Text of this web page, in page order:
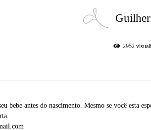
2952
bebe antes do nascimento. Mesmo se você esta